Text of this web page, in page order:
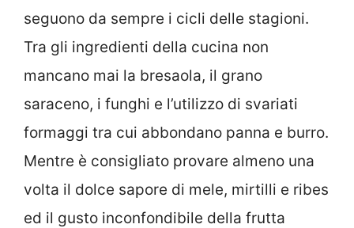
seguono da sempre i cicli delle stagioni.
Tra gli ingredienti della cucina non
mancano mai la bresaola, il grano
saraceno, i funghi e l’utilizzo di svariati
formaggi tra cui abbondano panna e burro.
Mentre è consigliato provare almeno una
volta il dolce sapore di mele, mirtilli e ribes
ed il gusto inconfondibile della frutta